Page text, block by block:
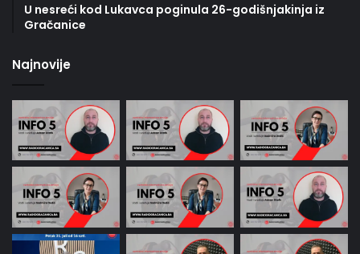
U nesreći kod Lukavca poginula 26-godišnjakinja iz
Gračanice
Najnovije